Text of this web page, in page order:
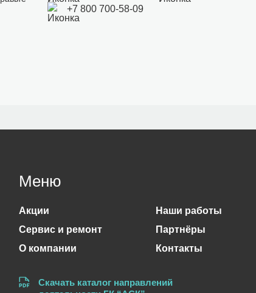
+7 800 700-58-09
Меню
Акции
Наши работы
Сервис и ремонт
Партнёры
О компании
Контакты
Скачать каталог направлений